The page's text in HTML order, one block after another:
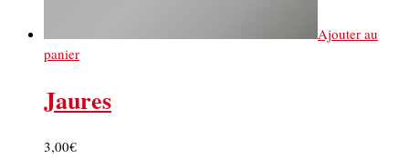
Ajouter au
panier
Jaures
3,00€